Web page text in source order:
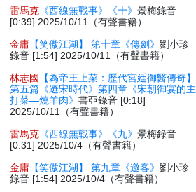
雷馬克 《西線無戰事》《十》景梅錄音
[0:39] 2025/10/11（有聲書籍）
金庸 【笑傲江湖】 第十章《傳劍》劉小珍
錄音 [1:54] 2025/10/11（有聲書籍）
林志國
【為帝王上菜：歷代宮廷御醫傳奇】
第五篇《遼宋時代》第四章《宋朝御宴的主
打菜—燒羊肉》書亞錄音 [0:18]
2025/10/11（有聲書籍）
雷馬克 《西線無戰事》《九》景梅錄音
[0:31] 2025/10/4（有聲書籍）
金庸 【笑傲江湖】 第九章《邀客》劉小珍
錄音 [1:54] 2025/10/4（有聲書籍）